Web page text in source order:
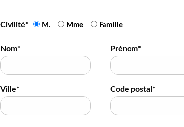
Civilité* M. Mme Famille
Nom* Prénom*
Ville* Code postal*